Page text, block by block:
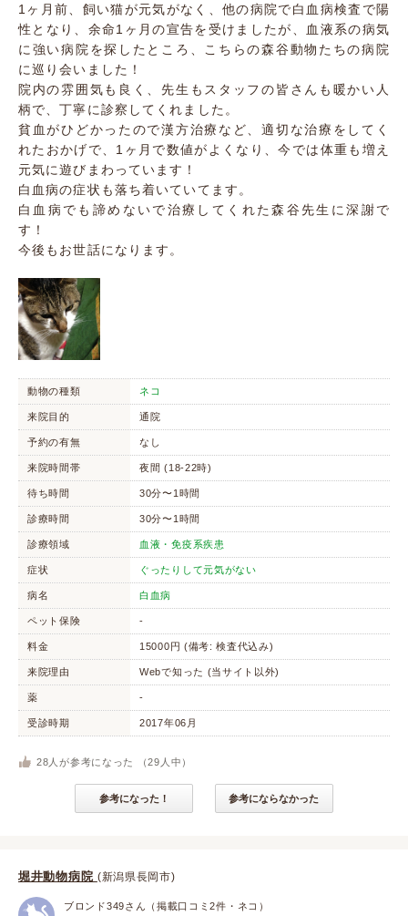
1ヶ月前、飼い猫が元気がなく、他の病院で白血病検査で陽
性となり、余命1ヶ月の宣告を受けましたが、血液系の病気
に強い病院を探したところ、こちらの森谷動物たちの病院
に巡り会いました！
院内の雰囲気も良く、先生もスタッフの皆さんも暖かい人
柄で、丁寧に診察してくれました。
貧血がひどかったので漢方治療など、適切な治療をしてく
れたおかげで、1ヶ月で数値がよくなり、今では体重も増え
元気に遊びまわっています！
白血病の症状も落ち着いていてます。
白血病でも諦めないで治療してくれた森谷先生に深謝で
す！
今後もお世話になります。
動物の種類 ネコ
来院目的 通院
予約の有無 なし
来院時間帯 夜間 (18-22時)
待ち時間 30分〜1時間
診療時間 30分〜1時間
診療領域 血液・免疫系疾患
症状 ぐったりして元気がない
病名 白血病
ペット保険 -
料金 15000円 (備考: 検査代込み)
来院理由 Webで知った (当サイト以外)
薬 -
受診時期 2017年06月
28 人が参考になった （29 人中）
参考になった！ 参考にならなかった
堀井動物病院 (新潟県長岡市)
ブロンド349さん（掲載口コミ2件・ネコ）